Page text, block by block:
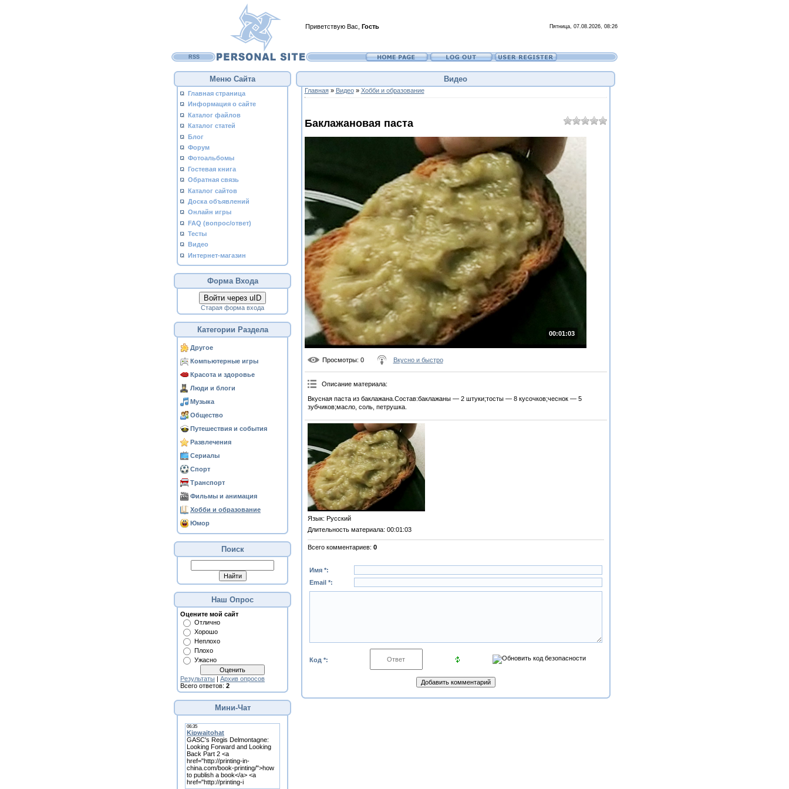
Приветствую Вас Гость Пятница, 07.08.2026, 08:26
RSS
Меню Сайта
Главная страница
Информация о сайте
Каталог файлов
Каталог статей
Блог
Форум
Фотоальбомы
Гостевая книга
Обратная связь
Каталог сайтов
Доска объявлений
Онлайн игры
FAQ (вопрос/ответ)
Тесты
Видео
Интернет-магазин
Форма Входа
Войти через uID
Старая форма входа
Категории Раздела
Другое
Компьютерные игры
Красота и здоровье
Люди и блоги
Музыка
Общество
Путешествия и события
Развлечения
Сериалы
Спорт
Транспорт
Фильмы и анимация
Хобби и образование
Юмор
Поиск
Наш Опрос
Оцените мой сайт
Отлично
Хорошо
Неплохо
Плохо
Ужасно
Результаты | Архив опросов
Всего ответов: 2
Мини-Чат
Видео
Главная» Видео» Хобби и образование
Баклажановая паста
00:01:03
Просмотры: 0 Вкусно и быстро
Описание материала:
Вкусная паста из баклажана.Состав:баклажаны — 2 штуки;тосты — 8 кусочков;чеснок — 5
зубчиков;масло, соль, петрушка.
Язык: Русский
Длительность материала: 00:01:03
Всего комментариев: 0
Имя *:
Email *:
Код *: